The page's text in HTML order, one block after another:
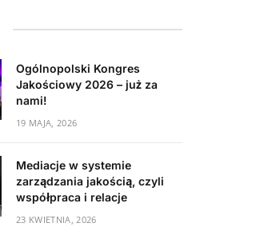
Ogólnopolski Kongres
Jakościowy 2026 – już za
nami!
19 MAJA, 2026
Mediacje w systemie
zarządzania jakością, czyli
współpraca i relacje
23 KWIETNIA, 2026